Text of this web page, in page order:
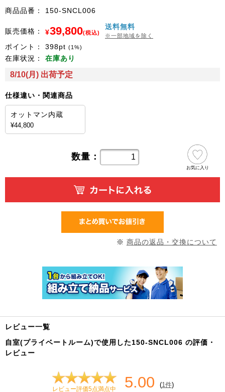
商品品番： 150-SNCL006
販売価格： ¥39,800(税込)
送料無料
※一部地域を除く
ポイント： 398pt (1%)
在庫状況： 在庫あり
8/10(月) 出荷予定
仕様違い・関連商品
オットマン内蔵
¥44,800
数量：
お気に入り
※ 商品の返品・交換について
レビュー一覧
自室(プライベートルーム)で使用した150-SNCL006 の評価・
レビュー
レビュー評価5点満点中 5.00 (1件)